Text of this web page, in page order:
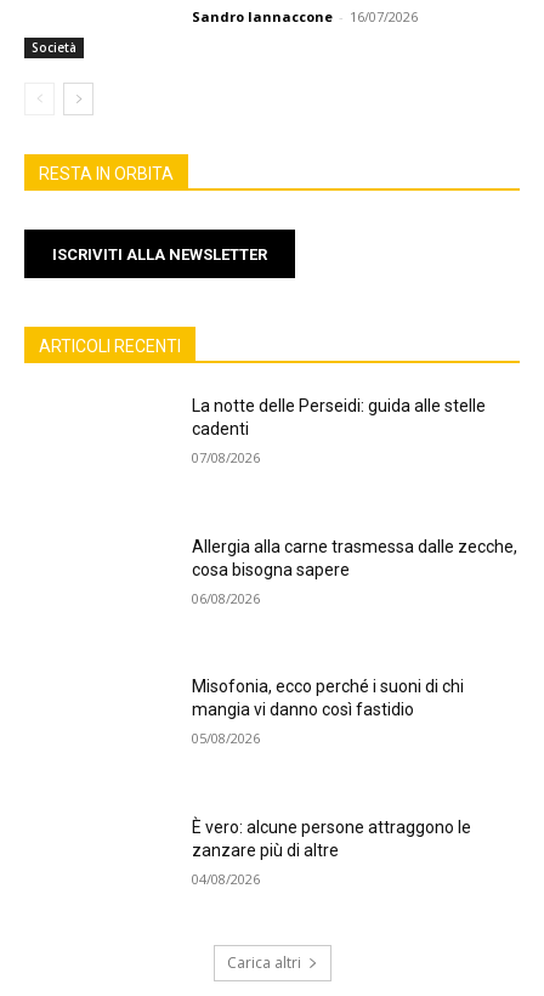
Società
Sandro Iannaccone - 16/07/2026
RESTA IN ORBITA
ISCRIVITI ALLA NEWSLETTER
ARTICOLI RECENTI
La notte delle Perseidi: guida alle stelle
cadenti
07/08/2026
Allergia alla carne trasmessa dalle zecche,
cosa bisogna sapere
06/08/2026
Misofonia, ecco perché i suoni di chi
mangia vi danno così fastidio
05/08/2026
È vero: alcune persone attraggono le
zanzare più di altre
04/08/2026
Carica altri